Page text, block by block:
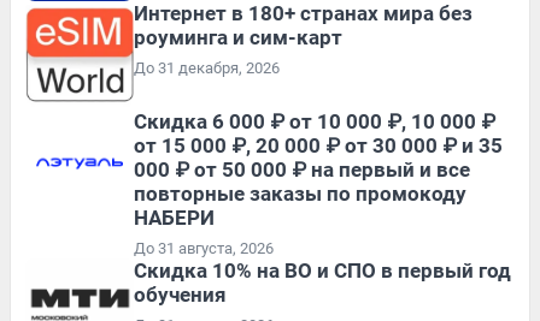
Интернет в 180+ странах мира без
роуминга и сим-карт
До 31 декабря, 2026
Скидка 6 000 ₽ от 10 000 ₽, 10 000 ₽
от 15 000 ₽, 20 000 ₽ от 30 000 ₽ и 35
000 ₽ от 50 000 ₽ на первый и все
повторные заказы по промокоду
НАБЕРИ
До 31 августа, 2026
Скидка 10% на ВО и СПО в первый год
обучения